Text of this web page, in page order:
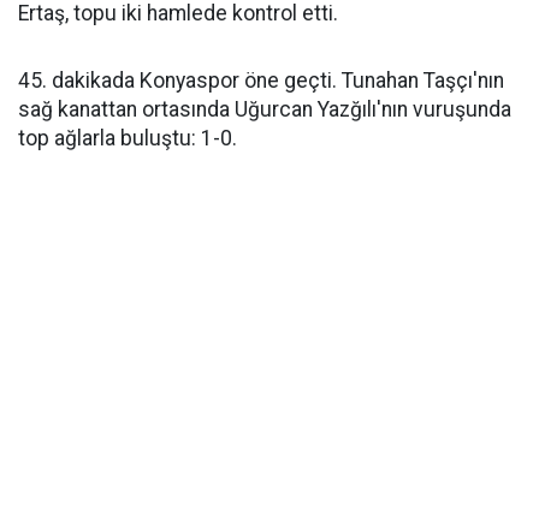
Ertaş, topu iki hamlede kontrol etti.
45. dakikada Konyaspor öne geçti. Tunahan Taşçı'nın
sağ kanattan ortasında Uğurcan Yazğılı'nın vuruşunda
top ağlarla buluştu: 1-0.